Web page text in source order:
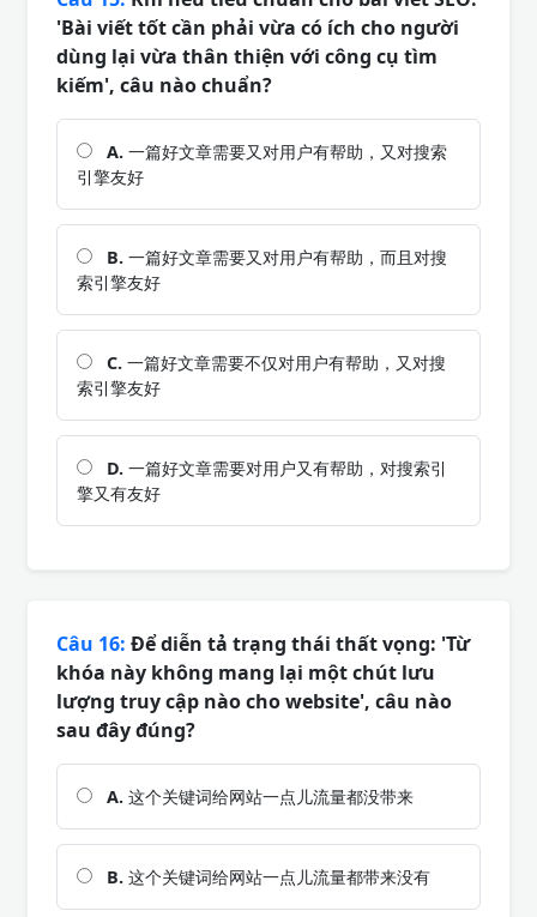
'Bài viết tốt cần phải vừa có ích cho người
dùng lại vừa thân thiện với công cụ tìm
kiếm', câu nào chuẩn?
A. 一篇好文章需要又对用户有帮助，又对搜索
引擎友好
B. 一篇好文章需要又对用户有帮助，而且对搜
索引擎友好
C. 一篇好文章需要不仅对用户有帮助，又对搜
索引擎友好
D. 一篇好文章需要对用户又有帮助，对搜索引
擎又有友好
Câu 16: Để diễn tả trạng thái thất vọng: 'Từ
khóa này không mang lại một chút lưu
lượng truy cập nào cho website', câu nào
sau đây đúng?
A. 这个关键词给网站一点儿流量都没带来
B. 这个关键词给网站一点儿流量都带来没有